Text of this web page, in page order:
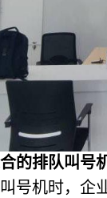
的排队叫号
号机时，企